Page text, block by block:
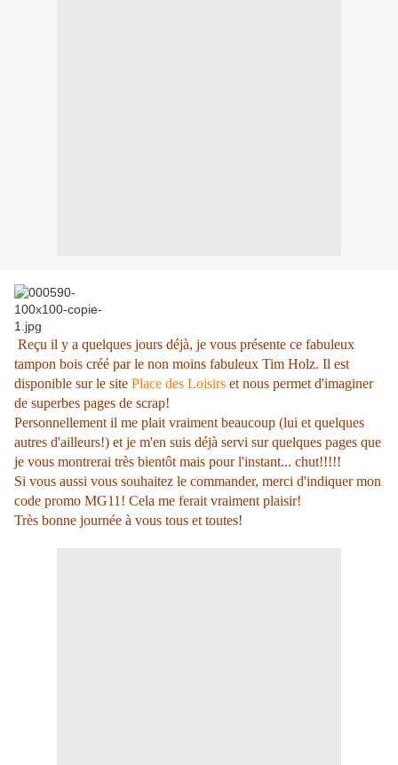
Reçu il y a quelques jours déjà, je vous présente ce fabuleux
tampon bois créé par le non moins fabuleux Tim Holz. Il est
disponible sur le site Place des Loisirs et nous permet d'imaginer
de superbes pages de scrap!
Personnellement il me plait vraiment beaucoup (lui et quelques
autres d'ailleurs!) et je m'en suis déjà servi sur quelques pages que
je vous montrerai très bientôt mais pour l'instant... chut!!!!!
Si vous aussi vous souhaitez le commander, merci d'indiquer mon
code promo MG11! Cela me ferait vraiment plaisir!
Très bonne journée à vous tous et toutes!